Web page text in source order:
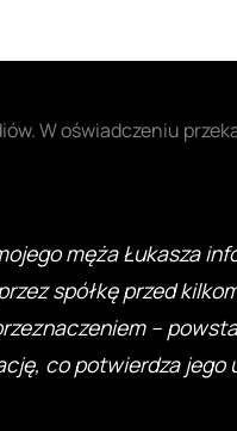
W oświadczeniu
męża Łukasza
spółkę przed
–
co potwierdza jego